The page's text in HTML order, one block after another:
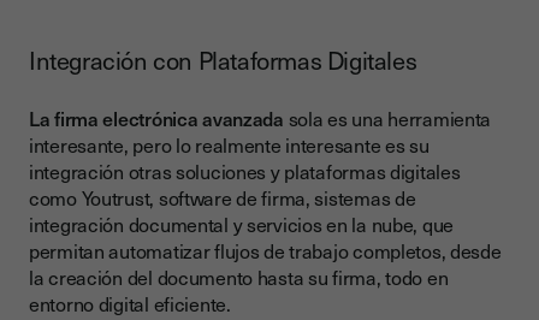
Integración con Plataformas Digitales
La firma electrónica avanzada sola es una herramienta
interesante, pero lo realmente interesante es su
integración otras soluciones y plataformas digitales
como Youtrust, software de firma, sistemas de
integración documental y servicios en la nube, que
permitan automatizar flujos de trabajo completos, desde
la creación del documento hasta su firma, todo en
entorno digital eficiente.